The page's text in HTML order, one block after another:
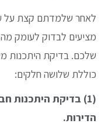
לאחר שלמדתם קצת על
מציעים לבדוק לעומק מה
שלכם. בדיקת היתכנות
כוללת שלושה חלקים:
(1) בדיקת היתכנות
הדירות.